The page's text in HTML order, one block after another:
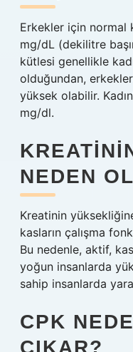
Erkekler için normal
mg/dL (dekilitre
kütlesi genellikle
olduğundan,
yüksek olabilir.
mg/dl.
NEDEN
Kreatinin
kasların çalışma
Bu nedenle, aktif,
yoğun insanlarda
sahip insanlarda
CPK
ÇIKAR?